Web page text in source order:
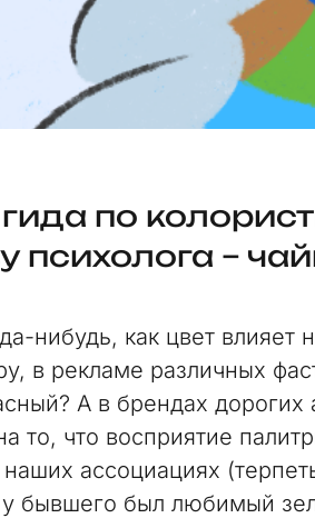
по
психолога –
нибудь, как цвет влияет
в рекламе различных
А в брендах дорогих
то, что восприятие
ассоциациях
у бывшего был любимый